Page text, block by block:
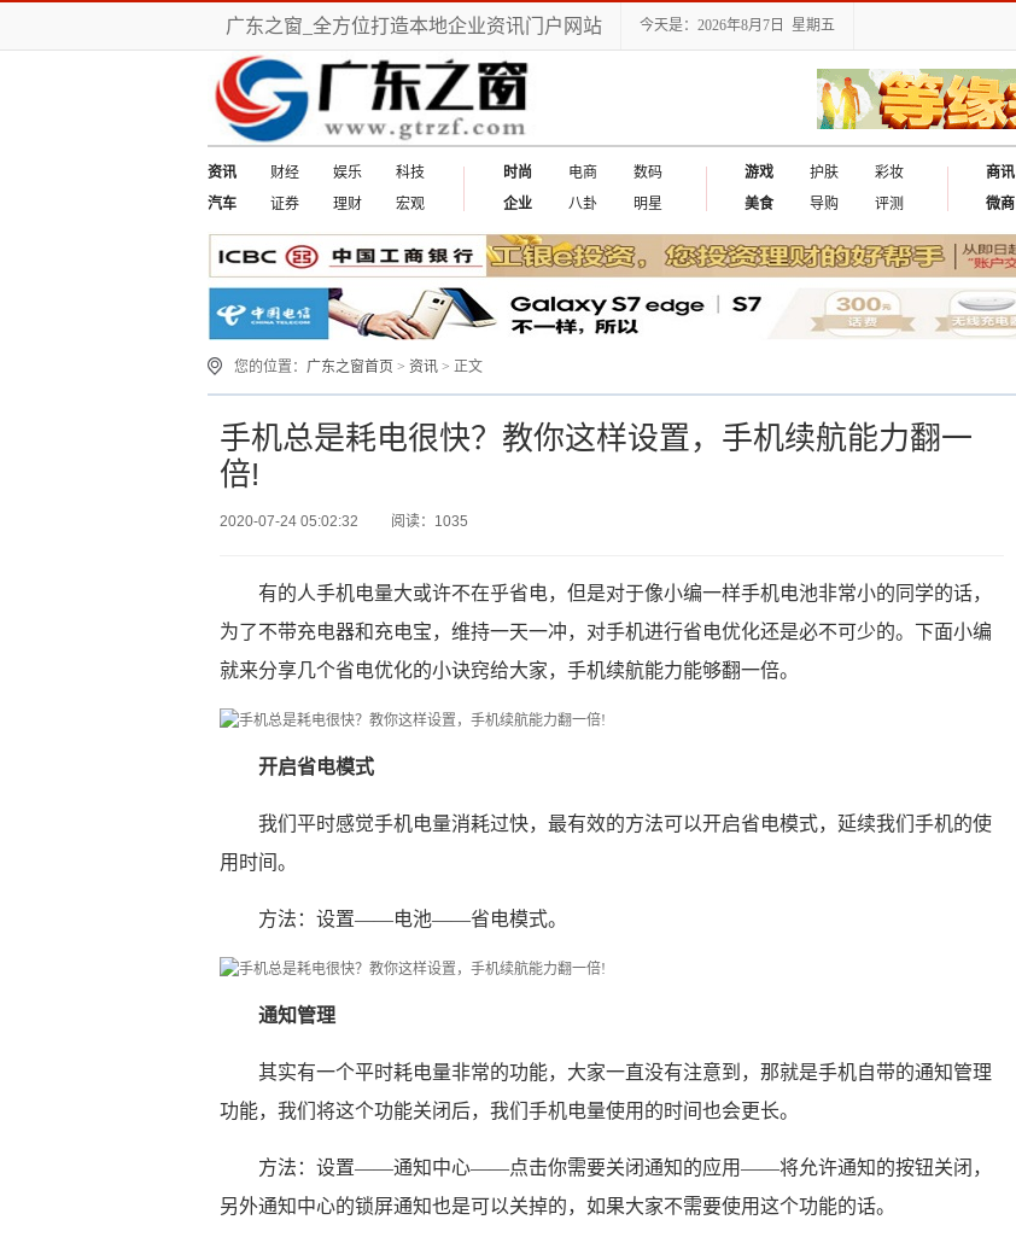
广东之窗_全方位打造本地企业资讯门户网站 今天是：2026年8月7日 星期五
资讯 财经 娱乐
科技
汽车
证券 理财 宏观
时尚 电商
数码
企业
八卦 明星
游戏 护肤
彩妆
美食
导购 评测
商讯
微商
您的位置： 广东之窗首页 > 资讯 > 正文
手机总是耗电很快？教你这样设置，手机续航能力翻一
倍!
2020-07-24 05:02:32 阅读：1035
有的人手机电量大或许不在乎省电，但是对于像小编一样手机电池非常小的同学的话，
为了不带充电器和充电宝，维持一天一冲，对手机进行省电优化还是必不可少的。下面小编
就来分享几个省电优化的小诀窍给大家，手机续航能力能够翻一倍。
开启省电模式
我们平时感觉手机电量消耗过快，最有效的方法可以开启省电模式，延续我们手机的使
用时间。
方法：设置——电池——省电模式。
通知管理
其实有一个平时耗电量非常的功能，大家一直没有注意到，那就是手机自带的通知管理
功能，我们将这个功能关闭后，我们手机电量使用的时间也会更长。
方法：设置——通知中心——点击你需要关闭通知的应用——将允许通知的按钮关闭，
另外通知中心的锁屏通知也是可以关掉的，如果大家不需要使用这个功能的话。